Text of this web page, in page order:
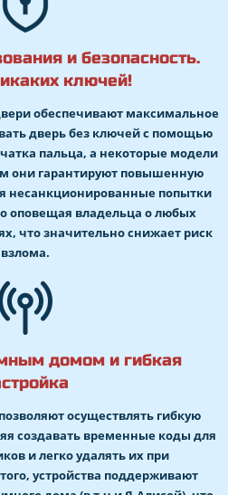
и безопасность.
ключей!
обеспечивают максимальное
дверь без ключей с помощью
пальца, а некоторые модели
они гарантируют повышенную
несанкционированные попытки
оповещая владельца о любых
что значительно снижает риск
взлома.
домом и гибкая
осуществлять гибкую
создавать временные коды для
и легко удалять их при
устройства поддерживают